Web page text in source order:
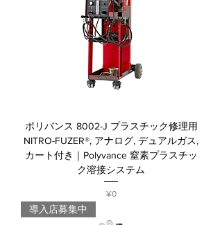
ポリバンス 8002-J プラスチック修理用
NITRO-FUZER®, アナログ, デュアルガス,
カート付き｜Polyvance 窒素プラスチッ
ク溶接システム
Price
¥0
導入店募集中